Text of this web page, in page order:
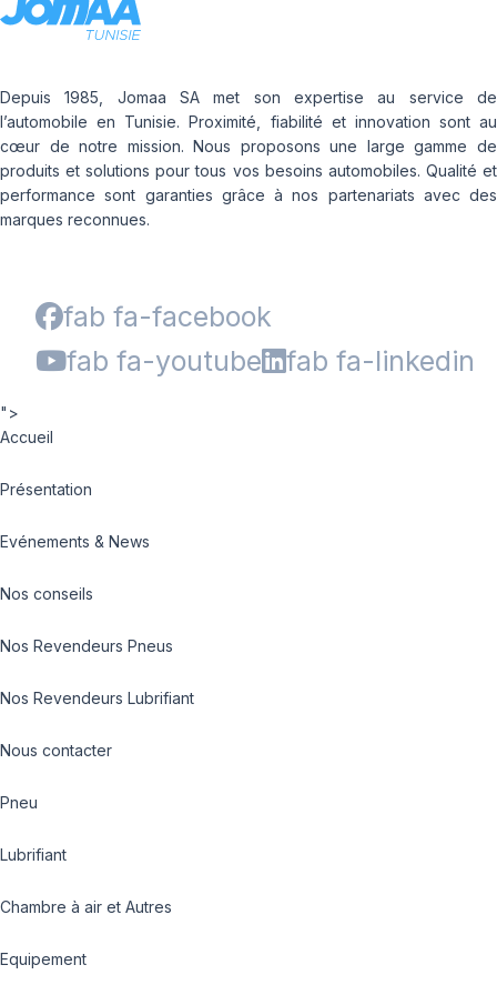
Depuis 1985, Jomaa SA met son expertise au service de
l’automobile en Tunisie. Proximité, fiabilité et innovation sont au
cœur de notre mission. Nous proposons une large gamme de
produits et solutions pour tous vos besoins automobiles. Qualité et
performance sont garanties grâce à nos partenariats avec des
marques reconnues.
fab fa-facebook
fab fa-youtube
fab fa-linkedin
">
Accueil
Présentation
Evénements & News
Nos conseils
Nos Revendeurs Pneus
Nos Revendeurs Lubrifiant
Nous contacter
Pneu
Lubrifiant
Chambre à air et Autres
Equipement